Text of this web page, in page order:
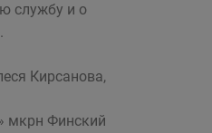
службу и о
Кирсанова,
Финский